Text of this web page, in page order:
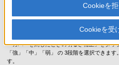
操作方法
「カバーを閉じたときの明るさ補正」をタッ
「強」「中」「弱」 の 3段階を選択できま
す。
Cookieを
Cookieを受